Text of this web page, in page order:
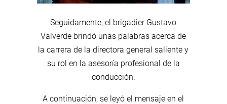
Seguidamente, el brigadier Gustavo
Valverde brindó unas palabras acerca de
la carrera de la directora general saliente y
su rol en la asesoría profesional de la
conducción.
A continuación, se leyó el mensaje en el